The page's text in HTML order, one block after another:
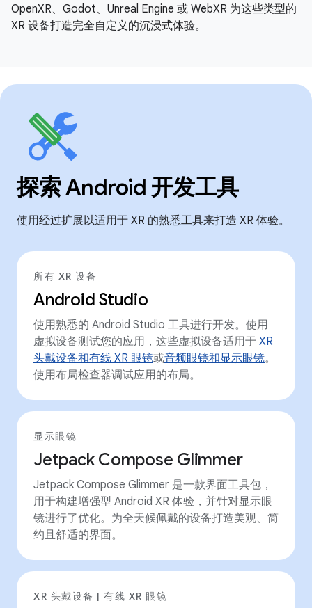
OpenXR、Godot、Unreal Engine 或 WebXR 为这些类型的
XR 设备打造完全自定义的沉浸式体验。
探索 Android 开发工具
使用经过扩展以适用于 XR 的熟悉工具来打造 XR 体验。
所有 XR 设备
Android Studio
使用熟悉的 Android Studio 工具进行开发。使用
虚拟设备测试您的应用，这些虚拟设备适用于 XR
头戴设备和有线 XR 眼镜或音频眼镜和显示眼镜。
使用布局检查器调试应用的布局。
显示眼镜
Jetpack Compose Glimmer
Jetpack Compose Glimmer 是一款界面工具包，
用于构建增强型 Android XR 体验，并针对显示眼
镜进行了优化。为全天候佩戴的设备打造美观、简
约且舒适的界面。
XR 头戴设备 | 有线 XR 眼镜